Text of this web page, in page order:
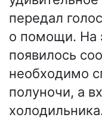
передал
о помощи. На
появилось
необходимо
полуночи, а